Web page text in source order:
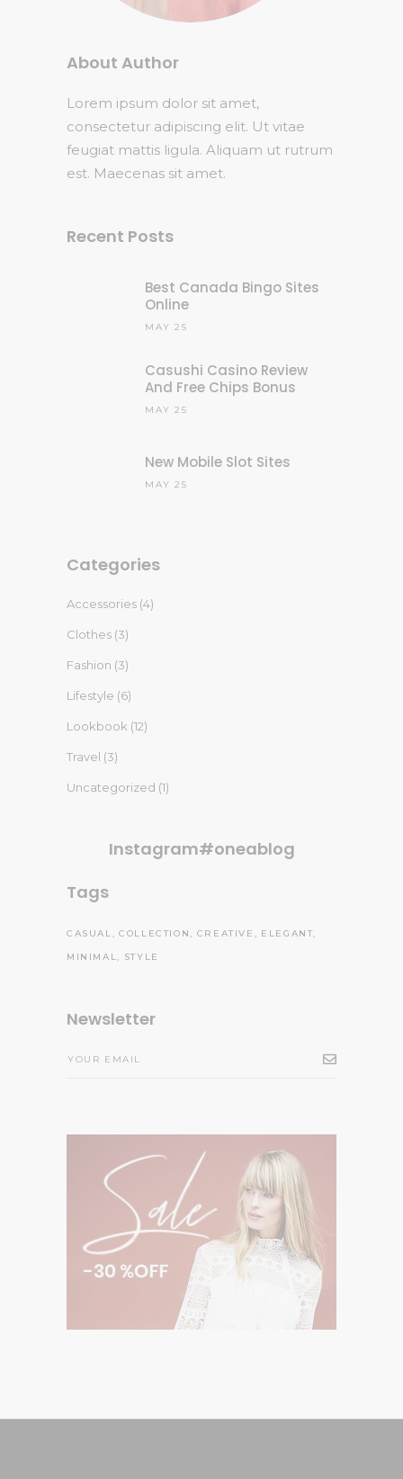
About Author
Lorem ipsum dolor sit amet,
consectetur adipiscing elit. Ut vitae
feugiat mattis ligula. Aliquam ut rutrum
est. Maecenas sit amet.
Recent Posts
Best Canada Bingo Sites
Online
MAY 25
Casushi Casino Review
And Free Chips Bonus
MAY 25
New Mobile Slot Sites
MAY 25
Categories
Accessories (4)
Clothes (3)
Fashion (3)
Lifestyle (6)
Lookbook (12)
Travel (3)
Uncategorized (1)
Instagram#oneablog
Tags
CASUAL COLLECTION CREATIVE
ELEGANT
MINIMAL
STYLE
Newsletter